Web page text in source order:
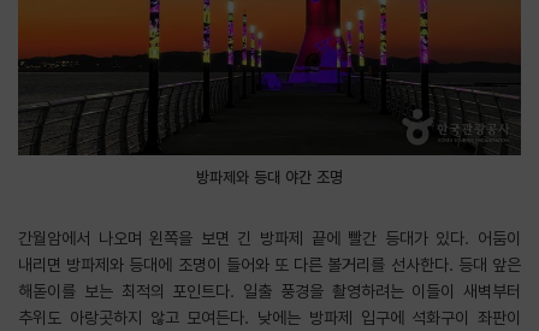
방파제와 등대 야간 조명
간월암에서 나오며 왼쪽을 보면 긴 방파제 끝에 빨간 등대가 있다. 어둠이
내리면 방파제와 등대에 조명이 들어와 또 다른 볼거리를 선사한다. 등대 앞은
해돋이를 보는 최적의 포인트다. 일출 풍경을 촬영하려는 이들이 새벽부터
추위도 아랑곳하지 않고 모여든다. 낮에는 방파제 입구에 석화구이 좌판이